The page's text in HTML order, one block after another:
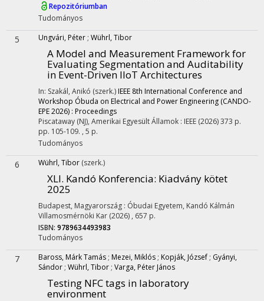
Repozitóriumban
Tudományos
5 Ungvári, Péter ; Wührl, Tibor
A Model and Measurement Framework for
Evaluating Segmentation and Auditability
in Event-Driven IIoT Architectures
In: Szakál, Anikó (szerk.) IEEE 8th International Conference and
Workshop Óbuda on Electrical and Power Engineering (CANDO-
EPE 2026) : Proceedings
Piscataway (NJ), Amerikai Egyesült Államok : IEEE (2026)373 p.
pp. 105-109. , 5 p.
Tudományos
6 Wührl, Tibor (szerk.)
XLI. Kandó Konferencia: Kiadvány kötet
2025
Budapest, Magyarország : Óbudai Egyetem, Kandó Kálmán
Villamosmérnöki Kar (2026) , 657 p.
ISBN: 9789634493983
Tudományos
7 Baross, Márk Tamás ; Mezei, Miklós ; Kopják, József ; Gyányi,
Sándor ; Wührl, Tibor ; Varga, Péter János
Testing NFC tags in laboratory
environment